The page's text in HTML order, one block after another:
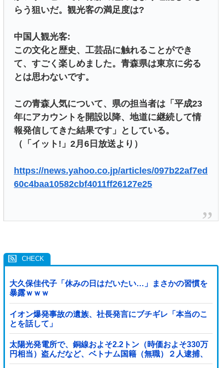
らう狙いだ。観光客の満足度は?
中国人観光客:
この文化と歴史、工芸品に触れることができ
て、すごく楽しめました。青森県は東京に劣る
とは思わないです。
この青森人気について、県の担当者は「平成23
年にアカウントを開設以降、地道に継続して情
報発信してきた結果です」としている。
（「イット!」2月6日放送より）
https://news.yahoo.co.jp/articles/097b22af7ed
60c4baa10582cbf4011ff26127e25
大久保佳代子「休みの日はだいたい…」まさかの習慣を
暴露ｗｗｗ
イオン爆発事故の遺族、社長発言にブチギレ「本当のこ
とを話して」
太陽光発電所で、銅線およそ2.2トン（時価およそ330万
円相当）盗んだなど、ベトナム国籍（無職）２人逮捕、
盗まれた銅線の半分はすでに売却 富山で...